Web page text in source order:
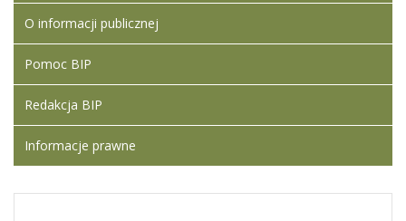
O informacji publicznej
Pomoc BIP
Redakcja BIP
Informacje prawne